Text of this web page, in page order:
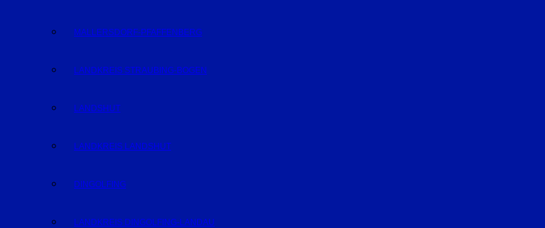
MALLERSDORF-PFAFFENBERG
LANDKREIS STRAUBING-BOGEN
LANDSHUT
LANDKREIS LANDSHUT
DINGOLFING
LANDKREIS DINGOLFING-LANDAU